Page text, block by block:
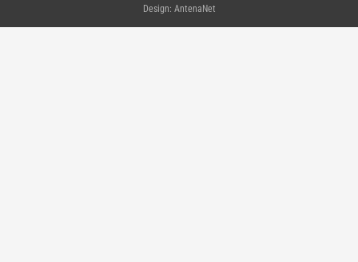
Design: AntenaNet